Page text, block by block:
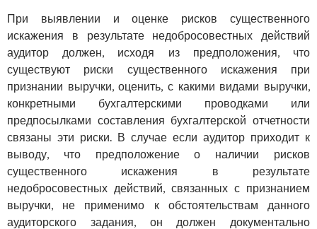
При выявлении и оценке рисков существенного
искажения в результате недобросовестных действий
аудитор должен, исходя из предположения, что
существуют риски существенного иска­жения при
признании выручки, оценить, с какими видами выручки,
конкретными бухгалтерскими проводками или
предпосылками со­ставления бухгалтерской отчетности
связаны эти риски. В случае если аудитор приходит к
выводу, что предположение о наличии рисков
существенного искажения в результате
недобросовестных действий, связанных с признанием
выручки, не применимо к об­стоятельствам данного
аудиторского задания, он должен докумен­тально